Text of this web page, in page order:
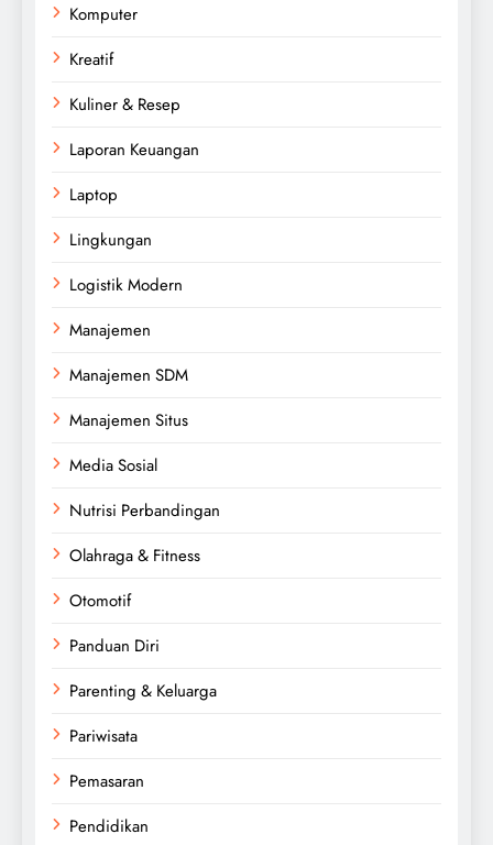
Komputer
Kreatif
Kuliner & Resep
Laporan Keuangan
Laptop
Lingkungan
Logistik Modern
Manajemen
Manajemen SDM
Manajemen Situs
Media Sosial
Nutrisi Perbandingan
Olahraga & Fitness
Otomotif
Panduan Diri
Parenting & Keluarga
Pariwisata
Pemasaran
Pendidikan